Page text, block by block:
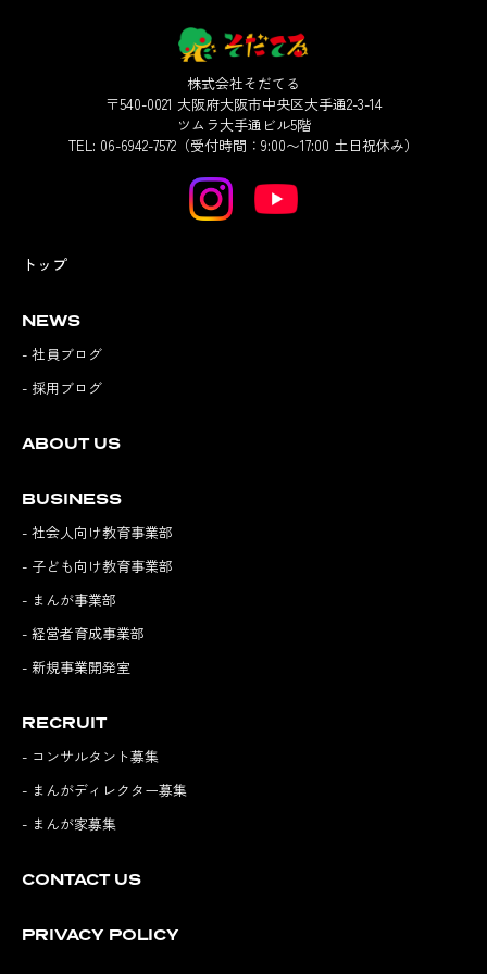
株式会社そだてる
〒540-0021 大阪府大阪市中央区大手通2-3-14
ツムラ大手通ビル5階
TEL: 06-6942-7572（受付時間：9:00〜17:00 土日祝休み）
トップ
NEWS
- 社員ブログ
- 採用ブログ
ABOUT US
BUSINESS
- 社会人向け教育事業部
- 子ども向け教育事業部
- まんが事業部
- 経営者育成事業部
- 新規事業開発室
RECRUIT
- コンサルタント募集
- まんがディレクター募集
- まんが家募集
CONTACT US
PRIVACY POLICY